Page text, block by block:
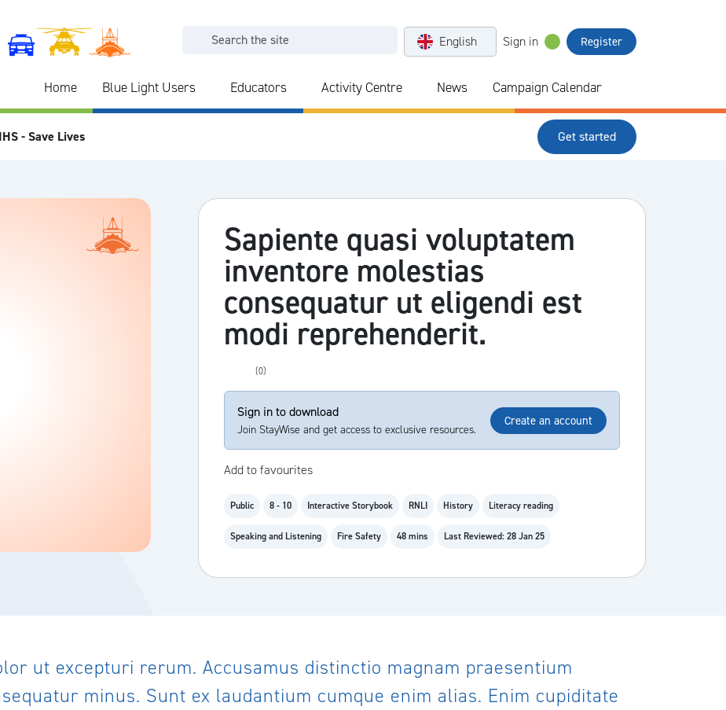
English Sign in Register
Home Blue Light Users Educators Activity Centre News Campaign Calendar
- Save Lives Get started
Sapiente quasi voluptatem
inventore molestias
consequatur ut eligendi est
modi reprehenderit.
(0)
Sign in to download
Join StayWise and get access to exclusive resources.
Create an account
Add to favourites
Public 8 - 10 Interactive Storybook RNLI History Literacy reading
Speaking and Listening Fire Safety 48 mins Last Reviewed: 28 Jan 25
ut excepturi rerum. Accusamus distinctio magnam praesentium
minus. Sunt ex laudantium cumque enim alias. Enim cupiditate